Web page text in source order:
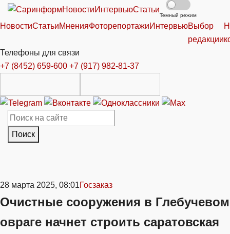
НовостиИнтервьюСтатьи
Темный режим
НовостиСтатьиМненияФоторепортажиИнтервьюВыбор
редакции
Телефоны для связи
+7 (8452) 659-600 +7 (917) 982-81-37
Поиск
28 марта 2025, 08:01Госзаказ
Очистные сооружения в Глебучевом
овраге начнет строить саратовская